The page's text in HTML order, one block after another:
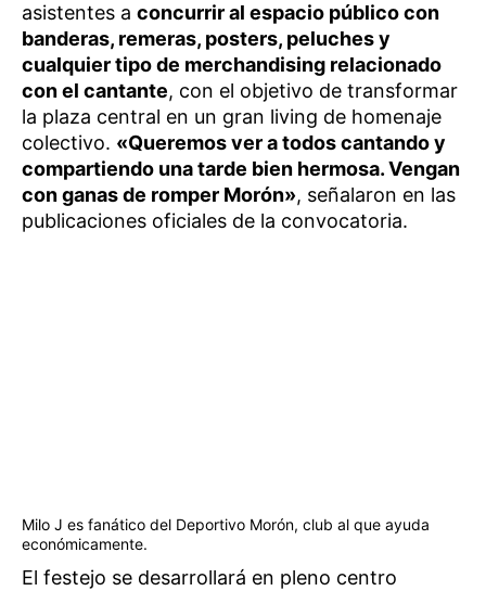
asistentes a concurrir al espacio público con
banderas, remeras, posters, peluches y
cualquier tipo de merchandising relacionado
con el cantante, con el objetivo de transformar
la plaza central en un gran living de homenaje
colectivo. «Queremos ver a todos cantando y
compartiendo una tarde bien hermosa. Vengan
con ganas de romper Morón», señalaron en las
publicaciones oficiales de la convocatoria.
Milo J es fanático del Deportivo Morón, club al que ayuda
económicamente.
El festejo se desarrollará en pleno centro